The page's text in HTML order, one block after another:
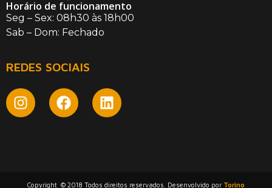
Horário de funcionamento
Seg – Sex: 08h30 às 18h00
Sab – Dom: Fechado
REDES SOCIAIS
Copyright © 2018 Todos direitos reservados. Desenvolvido por Torino